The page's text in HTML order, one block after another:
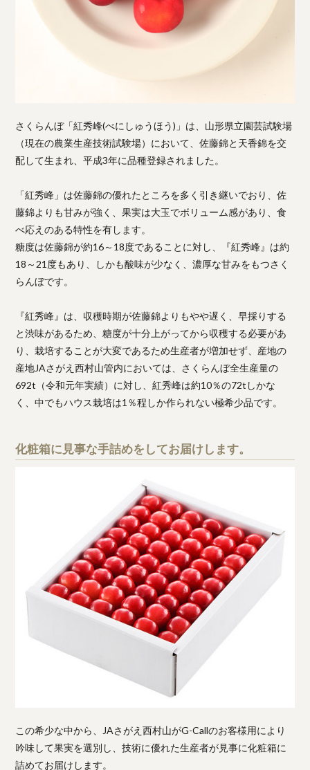
さくらんぼ「紅秀峰(べにしゅうほう)」は、山形県立園芸試験場
（現在の農業生産技術試験場）において、佐藤錦と天香錦を交
配して生まれ、平成3年に品種登録されました。
「紅秀峰」は佐藤錦の優れたところを多く引き継いでおり、佐
藤錦よりも甘みが強く、果実は大玉でボリューム感があり、食
べ応えのある特性を有します。
糖度は佐藤錦が約16～18度であることに対し、『紅秀峰』は約
18～21度もあり、しかも酸味が少なく、濃厚な甘みをもつさく
らんぼです。
『紅秀峰』は、収穫時期が佐藤錦よりもやや遅く、早採りする
と渋味があるため、糖度が十分上がってから収穫する必要があ
り、栽培することが大変であるため生産者が増加せず、産地の
産地JAさがえ西村山管内においては、さくらんぼ全生産量の
692t（令和元年実績）に対し、紅秀峰は約10％の72tしかな
く、中でもハウス栽培は1％程しか作られない極希少品です。
化粧箱に見事な手詰めをしてお届けします。
この希少な中から、JAさがえ西村山がG-Callのお客様用により
吟味して果実を選別し、技術に優れた生産者が見事に化粧箱に
詰めてお届けします。